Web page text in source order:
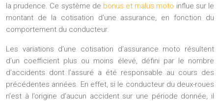
la prudence. Ce système de bonus et malus moto influe sur le
montant de la cotisation d’une assurance, en fonction du
comportement du conducteur.
Les variations d’une cotisation d’assurance moto résultent
d’un coefficient plus ou moins élevé, défini par le nombre
d’accidents dont l’assuré a été responsable au cours des
précédentes années. En effet, si le conducteur du deux-roues
n’est à l’origine d’aucun accident sur une période donnée, il